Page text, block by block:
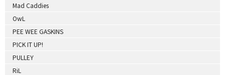
Mad Caddies
OwL
PEE WEE GASKINS
PICK IT UP!
PULLEY
RiL